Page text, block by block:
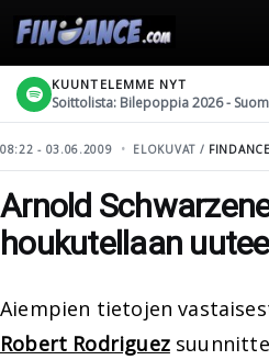
KUUNTELEMME NYT
Soittolista: Bilepoppia 2026 -
08:22 - 03.06.2009 ELOKUVAT / FINDANCE
Arnold
houkutellaan
Aiempien tietojen
Robert Rodriguez